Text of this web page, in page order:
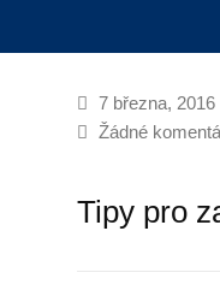
Úklid firem
Generální úklid
7 března, 2016
Žádné
Tipy pro